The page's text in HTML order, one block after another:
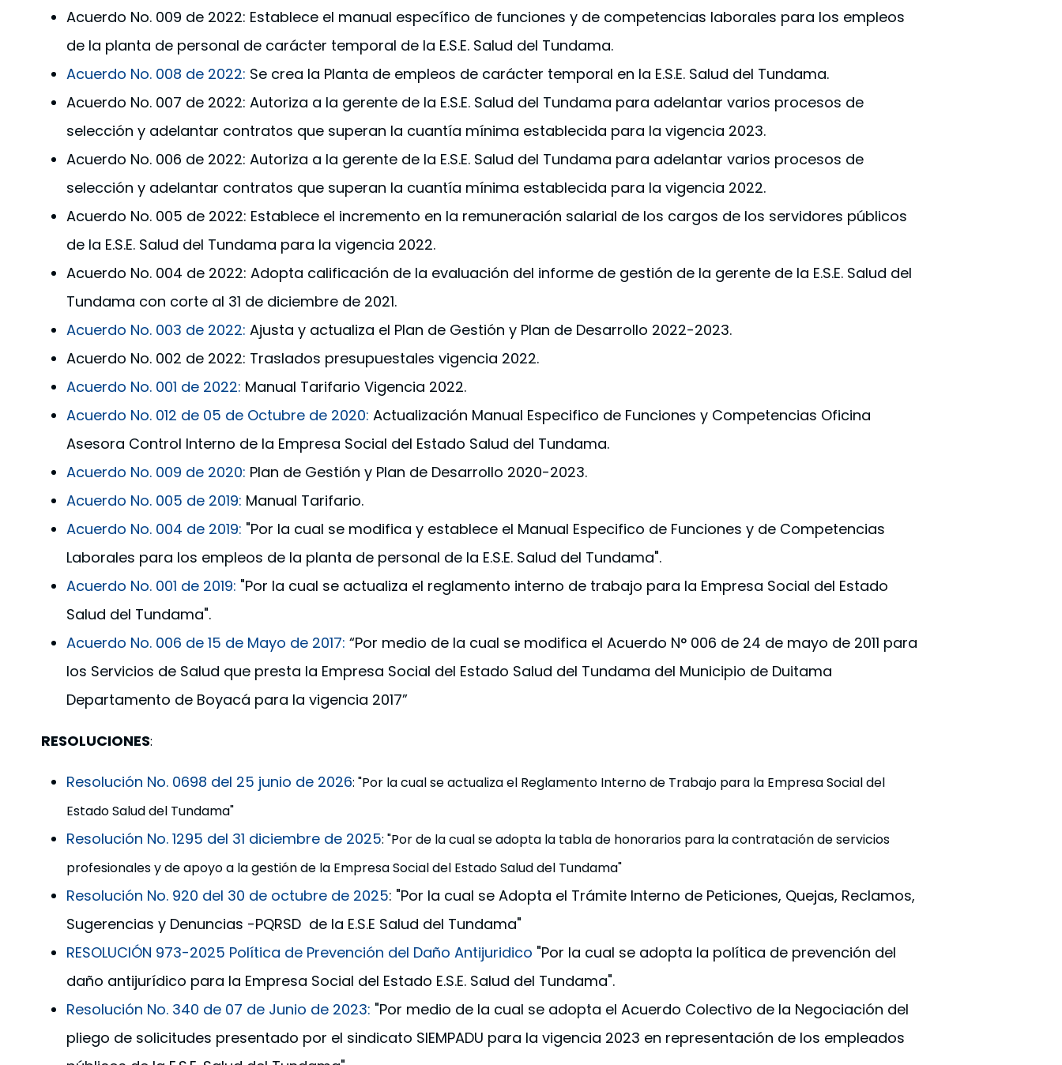
Acuerdo No. 009 de 2022: Establece el manual específico de funciones y de competencias laborales para los empleos
de la planta de personal de carácter temporal de la E.S.E. Salud del Tundama.
Acuerdo No. 008 de 2022: Se crea la Planta de empleos de carácter temporal en la E.S.E. Salud del Tundama.
Acuerdo No. 007 de 2022: Autoriza a la gerente de la E.S.E. Salud del Tundama para adelantar varios procesos de
selección y adelantar contratos que superan la cuantía mínima establecida para la vigencia 2023.
Acuerdo No. 006 de 2022: Autoriza a la gerente de la E.S.E. Salud del Tundama para adelantar varios procesos de
selección y adelantar contratos que superan la cuantía mínima establecida para la vigencia 2022.
Acuerdo No. 005 de 2022: Establece el incremento en la remuneración salarial de los cargos de los servidores públicos
de la E.S.E. Salud del Tundama para la vigencia 2022.
Acuerdo No. 004 de 2022: Adopta calificación de la evaluación del informe de gestión de la gerente de la E.S.E. Salud del
Tundama con corte al 31 de diciembre de 2021.
Acuerdo No. 003 de 2022: Ajusta y actualiza el Plan de Gestión y Plan de Desarrollo 2022-2023.
Acuerdo No. 002 de 2022: Traslados presupuestales vigencia 2022.
Acuerdo No. 001 de 2022: Manual Tarifario Vigencia 2022.
Acuerdo No. 012 de 05 de Octubre de 2020: Actualización Manual Especifico de Funciones y Competencias Oficina
Asesora Control Interno de la Empresa Social del Estado Salud del Tundama.
Acuerdo No. 009 de 2020: Plan de Gestión y Plan de Desarrollo 2020-2023.
Acuerdo No. 005 de 2019: Manual Tarifario.
Acuerdo No. 004 de 2019: "Por la cual se modifica y establece el Manual Especifico de Funciones y de Competencias
Laborales para los empleos de la planta de personal de la E.S.E. Salud del Tundama".
Acuerdo No. 001 de 2019: "Por la cual se actualiza el reglamento interno de trabajo para la Empresa Social del Estado
Salud del Tundama".
Acuerdo No. 006 de 15 de Mayo de 2017: “Por medio de la cual se modifica el Acuerdo N° 006 de 24 de mayo de 2011 para
los Servicios de Salud que presta la Empresa Social del Estado Salud del Tundama del Municipio de Duitama
Departamento de Boyacá para la vigencia 2017”
RESOLUCIONES:
Resolución No. 0698 del 25 junio de 2026: "Por la cual se actualiza el Reglamento Interno de Trabajo para la Empresa Social del
Estado Salud del Tundama"
Resolución No. 1295 del 31 diciembre de 2025: "Por de la cual se adopta la tabla de honorarios para la contratación de servicios
profesionales y de apoyo a la gestión de la Empresa Social del Estado Salud del Tundama"
Resolución No. 920 del 30 de octubre de 2025: "Por la cual se Adopta el Trámite Interno de Peticiones, Quejas, Reclamos,
Sugerencias y Denuncias -PQRSD de la E.S.E Salud del Tundama"
RESOLUCIÓN 973-2025 Política de Prevención del Daño Antijuridico "Por la cual se adopta la política de prevención del
daño antijurídico para la Empresa Social del Estado E.S.E. Salud del Tundama".
Resolución No. 340 de 07 de Junio de 2023: "Por medio de la cual se adopta el Acuerdo Colectivo de la Negociación del
pliego de solicitudes presentado por el sindicato SIEMPADU para la vigencia 2023 en representación de los empleados